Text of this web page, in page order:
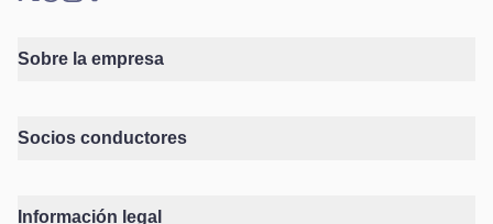
Sobre la empresa
Socios conductores
Información legal